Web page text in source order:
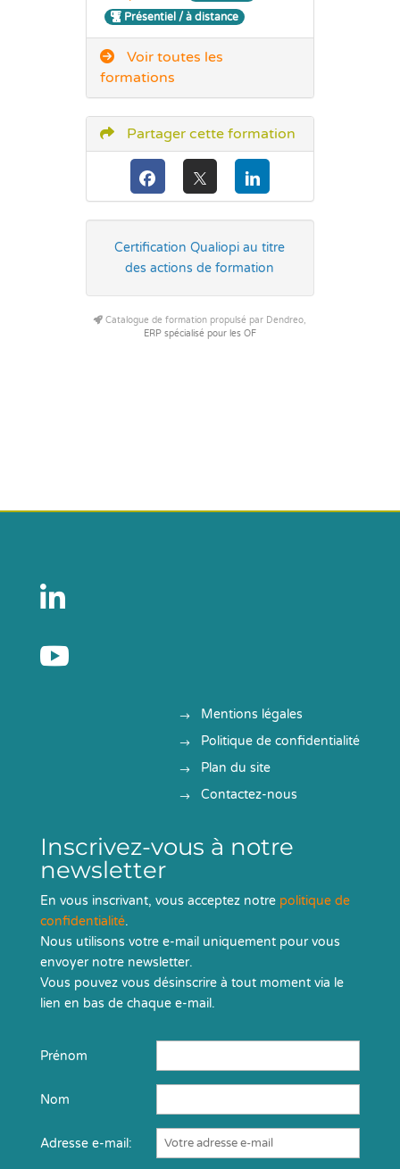
Présentiel / à distance
Voir toutes les
formations
Partager cette formation
Certification Qualiopi au titre
des actions de formation
Catalogue de formation propulsé par Dendreo,
ERP spécialisé pour les OF


Mentions légales
Politique de confidentialité
Plan du site
Contactez-nous
Inscrivez-vous à notre
newsletter
En vous inscrivant, vous acceptez notre politique de
confidentialité.
Nous utilisons votre e-mail uniquement pour vous
envoyer notre newsletter.
Vous pouvez vous désinscrire à tout moment via le
lien en bas de chaque e-mail.
Prénom
Nom
Adresse e-mail: